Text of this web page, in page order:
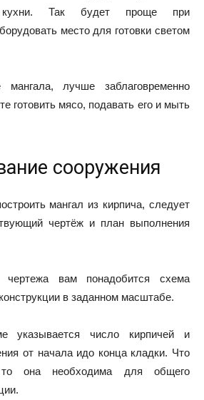
Так будет проще при
место для готовки светом
мангала, лучше заблаговременно
готовить мясо, подавать его и мыть
сооружения
мангал из кирпича, следует
чертёж и план выполнения
вам понадобится схема
в заданном масштабе.
указывается число кирпичей и
от начала идо конца кладки. Что
она необходима для общего